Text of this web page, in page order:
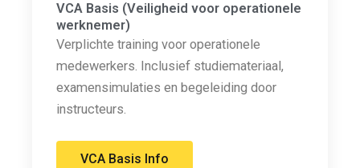
VCA Basis (Veiligheid voor operationele
werknemer)
Verplichte training voor operationele
medewerkers. Inclusief studiemateriaal,
examensimulaties en begeleiding door
instructeurs.
VCA Basis Info